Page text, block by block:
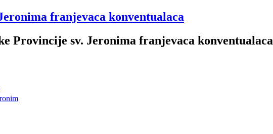
franjevaca konventualaca
Provincije sv. Jeronima franjevaca konventualaca